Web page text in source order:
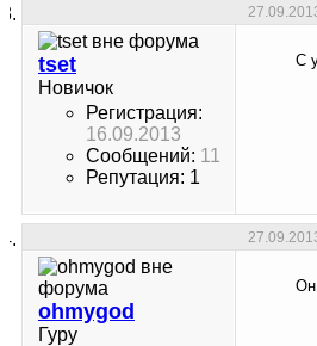
tset
Новичок
Регистрация:
16.09.2013
Сообщений: 11
Репутация: 1
C
ohmygod
Гуру
Он